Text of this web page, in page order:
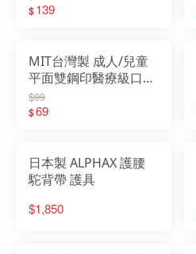
$139
MIT台灣製 成人/兒童
平面雙鋼印醫療級口罩
50入/盒 淨新 口罩
$99
$69
日本製 ALPHAX 護腰
駝背帶 護具
$1,850